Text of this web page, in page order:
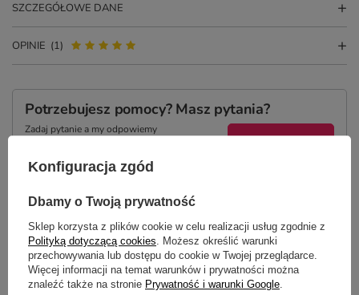
SZCZEGÓŁOWE DANE
OPINIE (1)
Potrzebujesz pomocy? Masz pytania?
Zadaj pytanie a my odpowiemy
ZADAJ PYTANIE
NAJCZĘŚCIEJ KUPOWANE Z
TYM TOWAREM
Kubek magiczny
Konfiguracja zgód
Dbamy o Twoją prywatność
Sklep korzysta z plików cookie w celu realizacji usług zgodnie z
Polityką dotyczącą cookies. Możesz określić warunki
przechowywania lub dostępu do cookie w Twojej przeglądarce.
Więcej informacji na temat warunków i prywatności można
znaleźć także na stronie Prywatność i warunki Google.